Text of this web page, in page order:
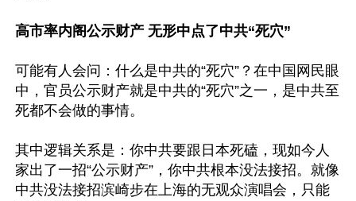
高市率内阁公示财产 无形中点了中共“死穴”
可能有人会问：什么是中共的“死穴”？在中国网民眼
中，官员公示财产就是中共的“死穴”之一，是中共至
死都不会做的事情。
其中逻辑关系是：你中共要跟日本死磕，现如今人
家出了一招“公示财产”，你中共根本没法接招。就像
中共没法接招滨崎步在上海的无观众演唱会，只能